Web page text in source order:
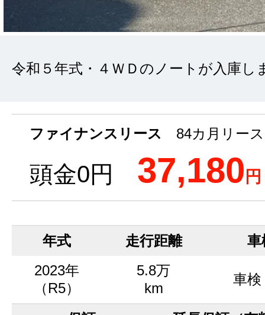
令和５年式・４ＷＤのノートが入庫し
ファイナンスリース 84カ月リース
頭金0円 37,180 円
年式 走行距離
車
2023年
（R5）
5.8万
km
車検